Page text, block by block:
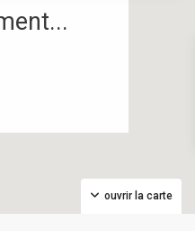
ouvrir la carte